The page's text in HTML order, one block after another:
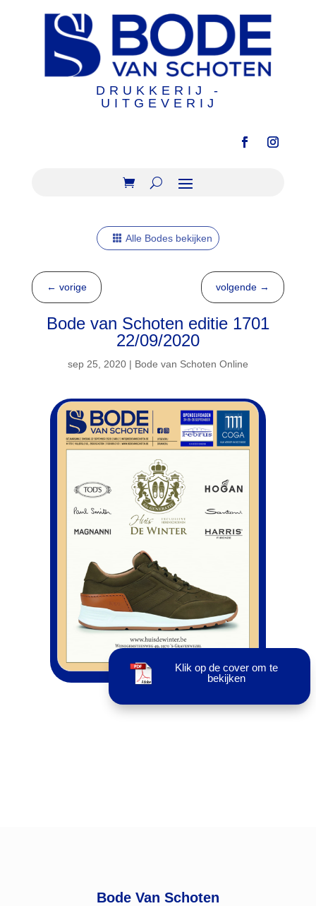
DRUKKERIJ -
UITGEVERIJ
Alle Bodes bekijken
← vorige volgende →
Bode van Schoten editie 1701
22/09/2020
sep 25, 2020| Bode van Schoten Online
Klik op de cover om te
bekijken
Bode Van Schoten